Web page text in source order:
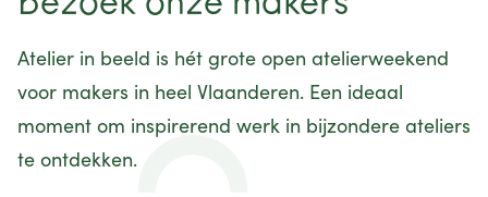
Atelier in beeld is hét grote open atelierweekend
voor makers in heel Vlaanderen. Een ideaal
moment om inspirerend werk in bijzondere ateliers
te ontdekken.